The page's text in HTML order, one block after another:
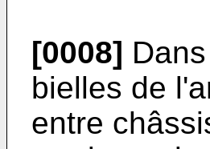
[0008]
bielles de
entre